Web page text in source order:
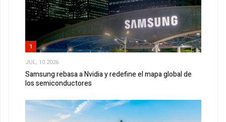
1
JUL, 10 2026
Samsung rebasa a Nvidia y redefine el mapa global de
los semiconductores